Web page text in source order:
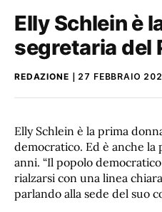
Elly Schlein è
segretaria del
REDAZIONE 27 FEBBRAIO
Elly Schlein è la prima
democratico. Ed è anche la
anni. “Il popolo
rialzarsi con una linea
parlando alla sede del suo